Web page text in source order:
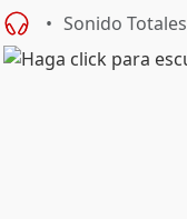
Sonido Totales